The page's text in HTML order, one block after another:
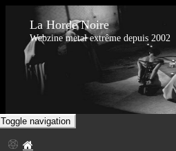
La Horde Noire
Webzine metal extrême depuis 2002
Toggle navigation